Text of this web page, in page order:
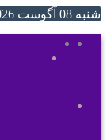
شنبه 08 آگوست 2026